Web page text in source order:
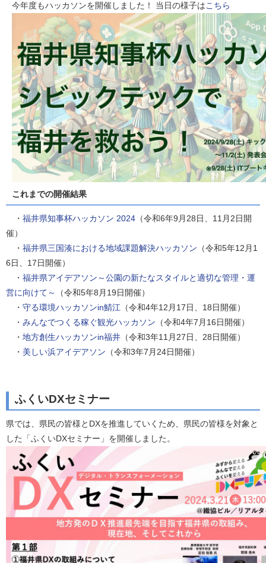
今年度もハッカソンを開催しました！ 当日の様子はこちら
これまでの開催結果
・ 福井県知事杯ハッカソン 2024 （令和6年9月28日、11月2日開
催）
・ 福井県三国湊における地域課題解決ハッカソン （令和5年12月1
6日、17日開催）
・ 福井県アイデアソン～公園の新たなスタイルと適切な管理・運
営に向けて～
（令和5年8月19日開催）
・ 守る環境ハッカソンin鯖江 （令和4年12月17日、18日開催）
・ みんなでつくる稼ぐ観光ハッカソン （令和4年7月16日開催）
・ 地方創生ハッカソンin福井 （令和3年11月27日、28日開催）
・ 美しい浜アイデアソン （令和3年7月24日開催）
ふくいDXセミナー
県では、県民の皆様とDXを推進していくため、県民の皆様を対象と
した「ふくいDXセミナー」を開催しました。